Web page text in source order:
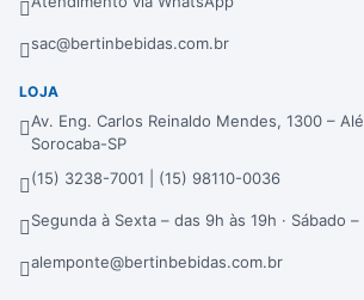
sac@bertinbebidas.com.br
LOJA
Av. Eng. Carlos Reinaldo Mendes, 1300 –
Sorocaba-SP
(15) 3238-7001 | (15) 98110-0036
Segunda à Sexta – das 9h às 19h · Sábado
alemponte@bertinbebidas.com.br